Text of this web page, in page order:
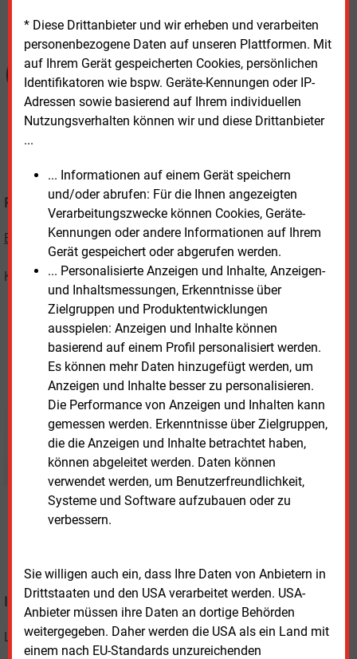
* Diese Drittanbieter und wir erheben und verarbeiten
personenbezogene Daten auf unseren Plattformen. Mit
auf Ihrem Gerät gespeicherten Cookies, persönlichen
Identifikatoren wie bspw. Geräte-Kennungen oder IP-
Adressen sowie basierend auf Ihrem individuellen
Nutzungsverhalten können wir und diese Drittanbieter
...
... Informationen auf einem Gerät speichern
und/oder abrufen: Für die Ihnen angezeigten
Verarbeitungszwecke können Cookies, Geräte-
Kennungen oder andere Informationen auf Ihrem
Gerät gespeichert oder abgerufen werden.
... Personalisierte Anzeigen und Inhalte, Anzeigen-
und Inhaltsmessungen, Erkenntnisse über
Zielgruppen und Produktentwicklungen
ausspielen: Anzeigen und Inhalte können
basierend auf einem Profil personalisiert werden.
Es können mehr Daten hinzugefügt werden, um
Anzeigen und Inhalte besser zu personalisieren.
Die Performance von Anzeigen und Inhalten kann
gemessen werden. Erkenntnisse über Zielgruppen,
die die Anzeigen und Inhalte betrachtet haben,
können abgeleitet werden. Daten können
verwendet werden, um Benutzerfreundlichkeit,
Systeme und Software aufzubauen oder zu
verbessern.
Sie willigen auch ein, dass Ihre Daten von Anbietern in
Drittstaaten und den USA verarbeitet werden. USA-
Anbieter müssen ihre Daten an dortige Behörden
weitergegeben. Daher werden die USA als ein Land mit
einem nach EU-Standards unzureichenden
PRÄZISE - EINMAL TÄGLICH
E&M DAILY: Die Online-Tageszeitung, webbasiert und als PDF.
Kurz und bündig - Nachrichten und Marktdaten des Tages.
INDIVIDUELL - MEHR ALS NÜTZLICH
Lesen Sie nur das, was Sie auch tatsächlich interessiert.